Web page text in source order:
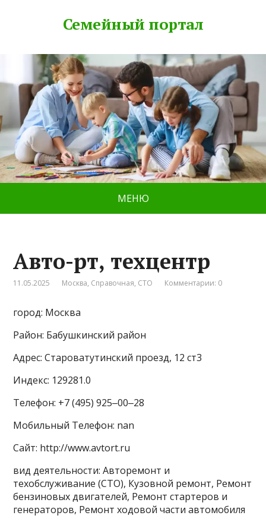
Семейный портал
МЕНЮ
Авто-рт, техцентр
11.05.2025 Москва, Справочная, СТО Комментарии: 0
город: Москва
Район: Бабушкинский район
Адрес: Староватутинский проезд, 12 ст3
Индекс: 129281.0
Телефон: +7 (495) 925‒00‒28
Мобильный Телефон: nan
Сайт: http://www.avtort.ru
вид деятельности: Авторемонт и
техобслуживание (СТО), Кузовной ремонт, Ремонт
бензиновых двигателей, Ремонт стартеров и
генераторов, Ремонт ходовой части автомобиля